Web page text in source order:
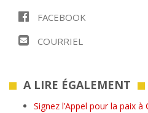
FACEBOOK
COURRIEL
A LIRE ÉGALEMENT
Signez l’Appel pour la paix